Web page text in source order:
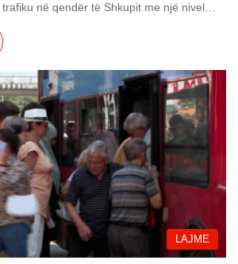
në qendër të Shkupit me një nivel…
LAJME